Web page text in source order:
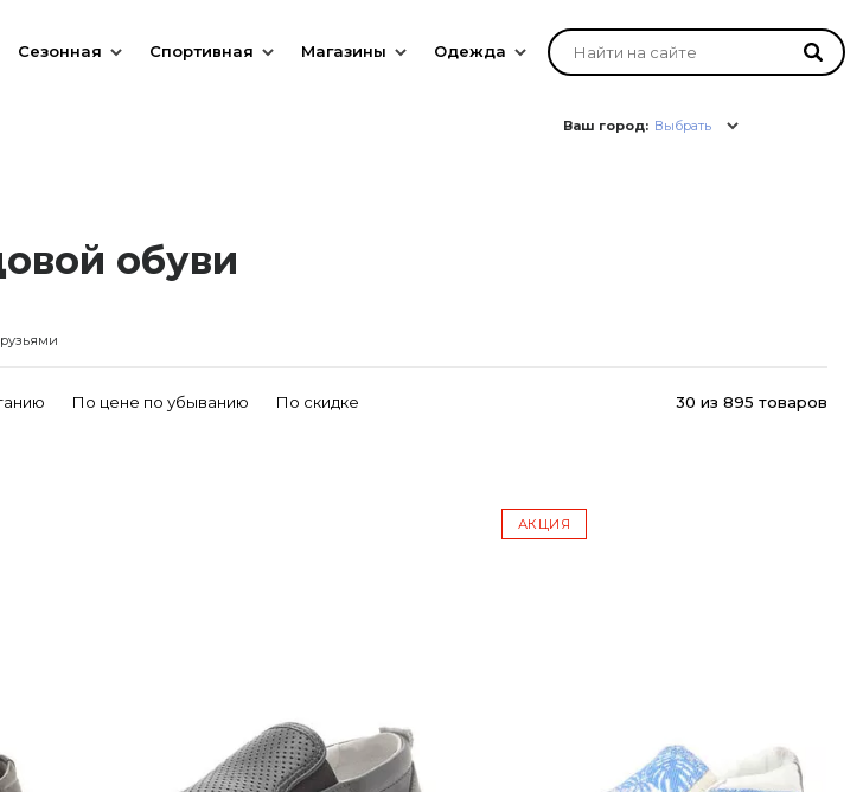
Сезонная Спортивная Магазины Одежда
Ваш город: Выбрать
обуви
По цене по убыванию По скидке 30 из 895 товаров
АКЦИЯ